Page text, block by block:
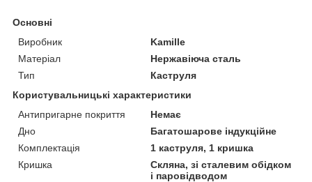
Основні
Виробник
Kamille
Матеріал
Нержавіюча сталь
Тип
Каструля
Користувальницькі характеристики
Антипригарне покриття
Немає
Дно
Багатошарове індукційне
Комплектація
1 каструля, 1 кришка
Кришка
Скляна, зі сталевим обідком
і паровідводом